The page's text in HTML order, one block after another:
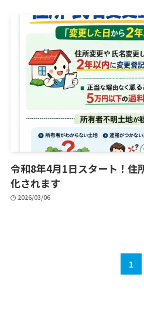
令和8年4月1日スタート！住
化されます
2026/03/06
1